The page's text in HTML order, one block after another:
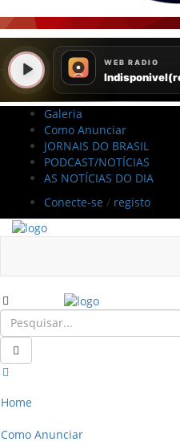
Galeria
Como Anunciar
JORNAIS DO BRASIL
PODCAST/NOTÍCIAS
AS NOTÍCIAS DO DIA
Conecte-se / registo
Home
Como Anunciar